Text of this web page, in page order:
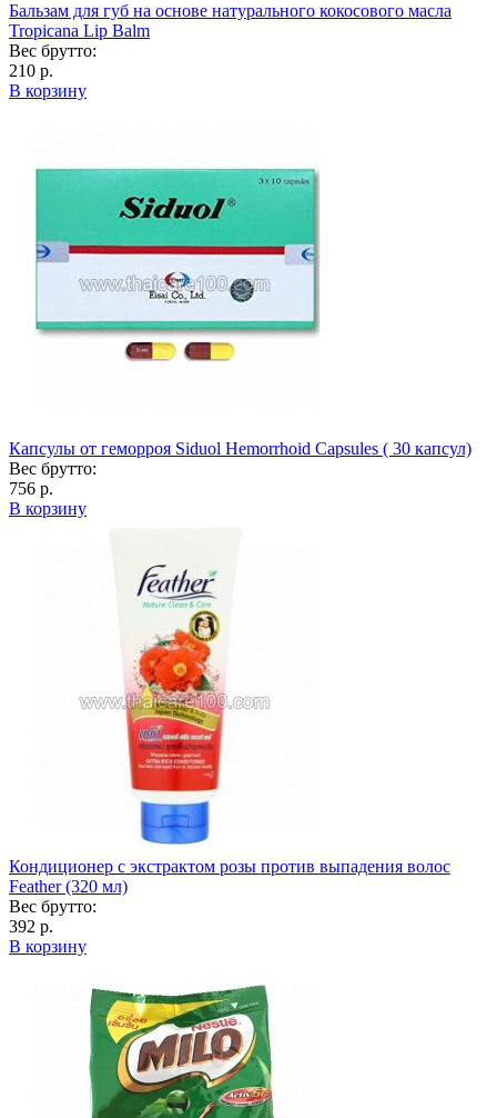
Бальзам для губ на основе натурального кокосового масла
Tropicana Lip Balm
Вес брутто:
210 р.
В корзину
Капсулы от геморроя Siduol Hemorrhoid Capsules ( 30 капсул)
Вес брутто:
756 р.
В корзину
Кондиционер с экстрактом розы против выпадения волос
Feather (320 мл)
Вес брутто:
392 р.
В корзину